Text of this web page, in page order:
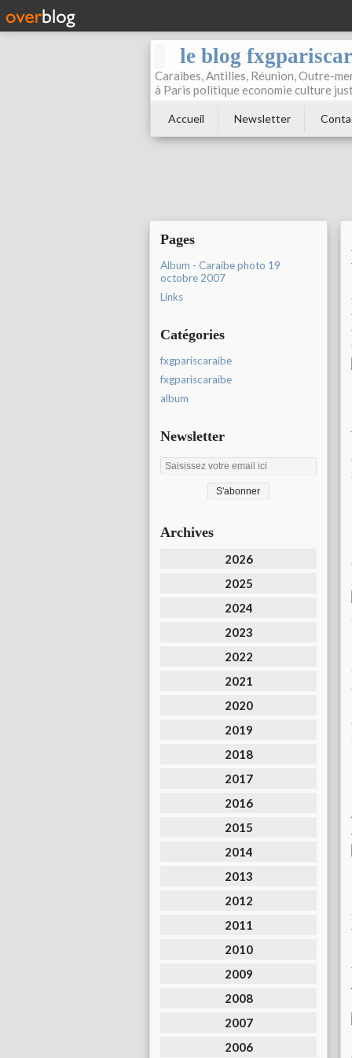
le blog
Caraibes, Antilles, Réunion, Outre-
à Paris politique economie culture
Accueil Newsletter
Pages
Album - Caraibe photo 19
octobre 2007
Links
Catégories
fxgpariscaraibe
fxgpariscaraïbe
album
Newsletter
Archives
2026
2025
2024
2023
2022
2021
2020
2019
2018
2017
2016
2015
2014
2013
2012
2011
2010
2009
2008
2007
2006